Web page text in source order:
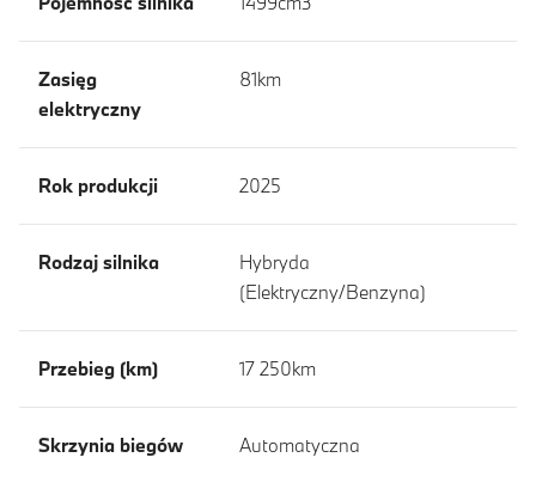
Zasięg
elektryczny
81km
Rok produkcji 2025
Rodzaj silnika
Hybryda
(Elektryczny/Benzyna)
Przebieg (km) 17 250km
Skrzynia biegów Automatyczna